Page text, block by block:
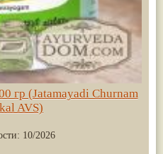
гр (Jatamayadi Churnam
AVS)
10/2026